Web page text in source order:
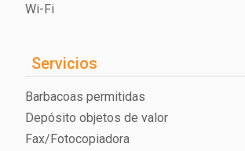
Wi-Fi
Servicios
Barbacoas permitidas
Depósito objetos de valor
Fax/Fotocopiadora